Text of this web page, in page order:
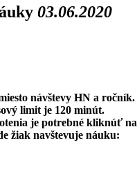
03.06.2020
návštevy HN a ročník.
limit je 120 minút.
je potrebné kliknúť
žiak navštevuje náuku: